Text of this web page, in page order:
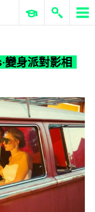
變身派對影相攤
ERP 與商業 AI
變身派對影相